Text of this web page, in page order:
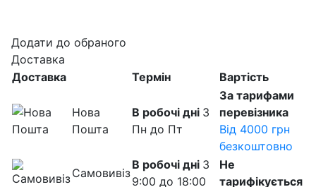
Додати до обраного
Доставка
Доставка
Термін Вартість
Нова
Пошта
В робочі дні З
Пн до Пт
За тарифами
перевізника
Від 4000 грн
безкоштовно
Самовивіз
В робочі дні З
9:00 до 18:00
Не
тарифікується